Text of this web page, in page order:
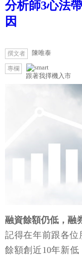
分析師3心法
因
撰文者 陳唯泰
專欄
跟著我擇機入市
融資餘額仍低，融
記得在年前跟各
餘額創近10年新